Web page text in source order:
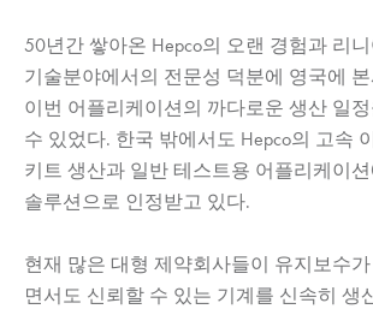
50년간 쌓아온 Hepco의 오랜 경험과 리
기술분야에서의 전문성 덕분에 영국에
이번 어플리케이션의 까다로운 생산 일
수 있었다. 한국 밖에서도 Hepco의 고속
키트 생산과 일반 테스트용 어플리케이
솔루션으로 인정받고 있다.
현재 많은 대형 제약회사들이 유지보수
면서도 신뢰할 수 있는 기계를 신속히 생